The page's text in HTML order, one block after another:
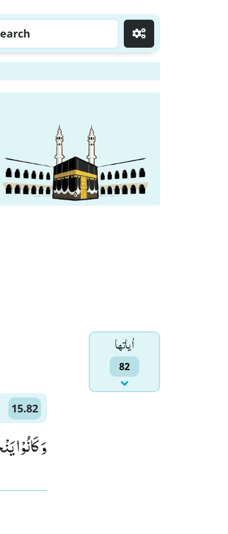
اٰياتها
82
15.82
وَ كَانُوْا